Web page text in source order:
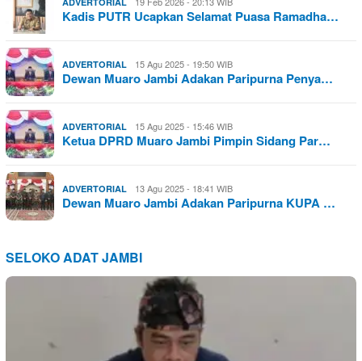
Kadis PUTR Ucapkan Selamat Puasa Ramadha…
ADVERTORIAL 15 Agu 2025 - 19:50 WIB
Dewan Muaro Jambi Adakan Paripurna Penya…
ADVERTORIAL 15 Agu 2025 - 15:46 WIB
Ketua DPRD Muaro Jambi Pimpin Sidang Par…
ADVERTORIAL 13 Agu 2025 - 18:41 WIB
Dewan Muaro Jambi Adakan Paripurna KUPA …
SELOKO ADAT JAMBI